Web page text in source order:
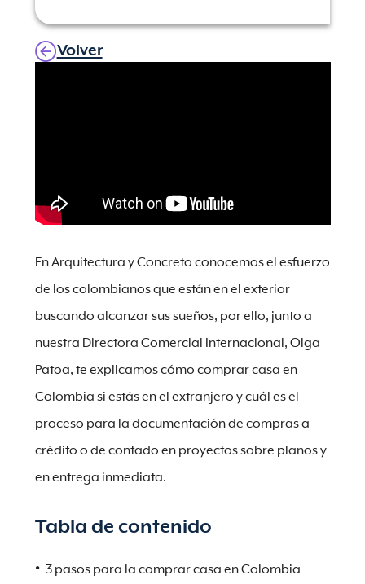
Volver
En Arquitectura y Concreto conocemos el esfuerzo
de los colombianos que están en el exterior
buscando alcanzar sus sueños, por ello, junto a
nuestra Directora Comercial Internacional, Olga
Patoa, te explicamos cómo comprar casa en
Colombia si estás en el extranjero y cuál es el
proceso para la documentación de compras a
crédito o de contado en proyectos sobre planos y
en entrega inmediata.
Tabla de contenido
3 pasos para la comprar casa en Colombia